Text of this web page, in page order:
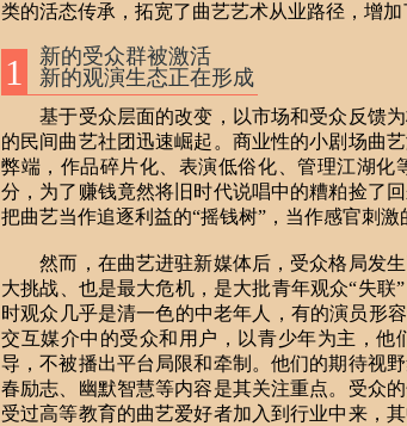
类的活态传承，拓宽了曲艺艺术从业路径，增加
1
新的受众群被激活
新的观演生态正在形成
基于受众层面的改变，以市场和受众反馈为
的民间曲艺社团迅速崛起。商业性的小剧场曲
弊端，作品碎片化、表演低俗化、管理江湖
分，为了赚钱竟然将旧时代说唱中的糟粕捡了
把曲艺当作追逐利益的“摇钱树”，当作感官刺激
然而，在曲艺进驻新媒体后，受众格局发
大挑战、也是最大危机，是大批青年观众“失
时观众几乎是清一色的中老年人，有的演员形
交互媒介中的受众和用户，以青少年为主，
导，不被播出平台局限和牵制。他们的期待视
春励志、幽默智慧等内容是其关注重点。受众
受过高等教育的曲艺爱好者加入到行业中来，